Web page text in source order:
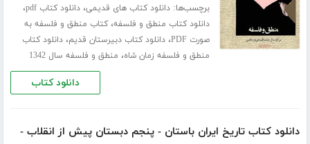
برچسب‌ها:دانلود کتاب های قدیمی،دانلود کتاب pdf ،
دانلود کتاب منطق و فلسفه،کتاب منطق و فلسفه به
صورت PDF
،دانلود کتاب دبیرستان قدیم،دانلود کتاب
منطق و فلسفه زمان شاه، منطق و فلسفه سال 1342
دانلود کتاب
دانلود کتاب تاریخ ایران باستان - پنجم دبستان پیش از انقلاب -